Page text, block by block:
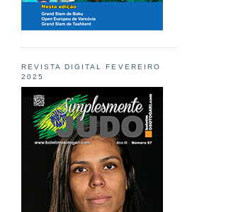
REVISTA DIGITAL FEVEREIRO
2025